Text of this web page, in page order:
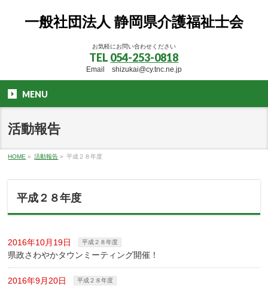
一般社団法人 静岡県介護福祉士会
お気軽にお問い合わせください
TEL 054-253-0818
Email shizukai@cy.tnc.ne.jp
MENU
活動報告
HOME » 活動報告 » 平成２８年度
平成２８年度
2016年10月19日 平成２８年度
県政さわやかタウンミーティング開催！
2016年9月20日 平成２８年度